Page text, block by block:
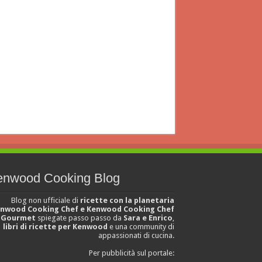
Cooking Blog
Blog non ufficiale di ricette con la planetaria
Cooking Chef e Kenwood Cooking Chef
Gourmet spiegate passo passo da Sara e Enrico,
libri di ricette per Kenwood e una community di
appassionati di cucina.
Per pubblicità sul portale: